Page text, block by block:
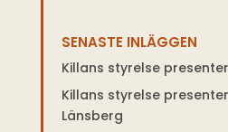
SENASTE INLÄGGEN
Killans styrelse
Killans styrelse
Länsberg